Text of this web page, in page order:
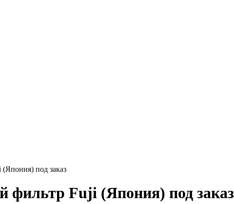
под заказ
фильтр Fuji (Япония) под заказ